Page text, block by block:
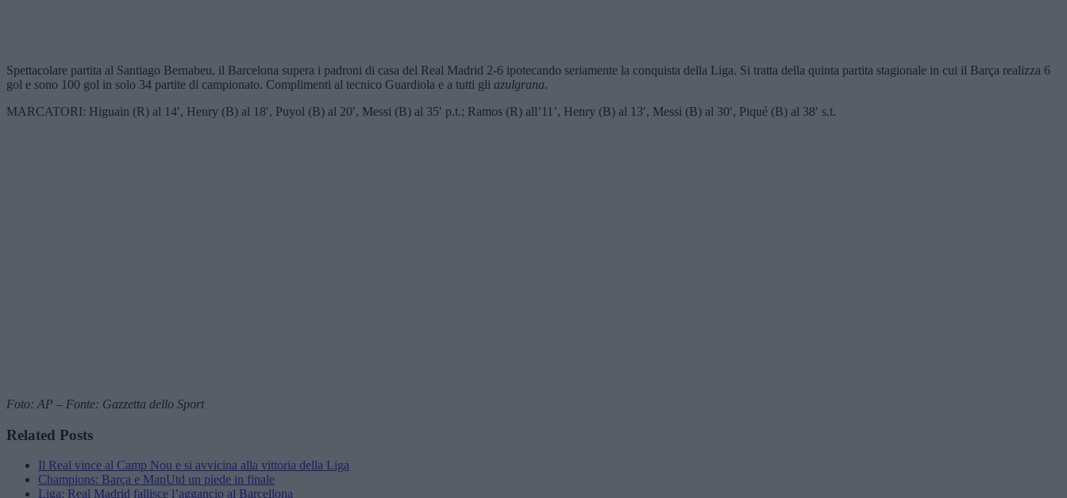
Spettacolare partita al Santiago Bernabeu, il Barcelona supera i padroni di casa del Real Madrid 2-6 ipotecando seriamente la conquista della Liga. Si tratta della quinta partita stagionale in cui il Barça realizza 6
gol e sono 100 gol in solo 34 partite di campionato. Complimenti al tecnico Guardiola e a tutti gli azulgrana.
MARCATORI: Higuain (R) al 14′, Henry (B) al 18′, Puyol (B) al 20′, Messi (B) al 35′ p.t.; Ramos (R) all’11’, Henry (B) al 13′, Messi (B) al 30′, Piqué (B) al 38′ s.t.
Foto: AP – Fonte: Gazzetta dello Sport
Related Posts
Il Real vince al Camp Nou e si avvicina alla vittoria della Liga
Champions: Barça e ManUtd un piede in finale
Liga: Real Madrid fallisce l’aggancio al Barcellona